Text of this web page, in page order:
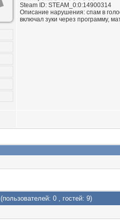
Steam ID: STEAM_0:0:14900314
Описание нарушения: спам в
включал зуки через программу,
(пользователей: 0 , гостей: 9)